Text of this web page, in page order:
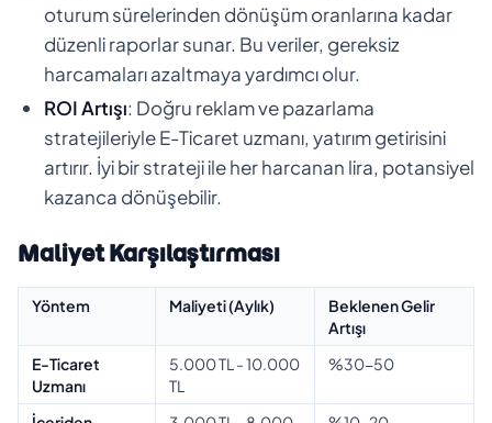
oturum sürelerinden dönüşüm oranlarına kadar
düzenli raporlar sunar. Bu veriler, gereksiz
harcamaları azaltmaya yardımcı olur.
ROI Artışı: Doğru reklam ve pazarlama
stratejileriyle E-Ticaret uzmanı, yatırım getirisini
artırır. İyi bir strateji ile her harcanan lira, potansiyel
kazanca dönüşebilir.
Maliyet Karşılaştırması
Yöntem Maliyeti (Aylık)
Beklenen Gelir
Artışı
E-Ticaret
Uzmanı
5.000 TL - 10.000
TL
%30-50